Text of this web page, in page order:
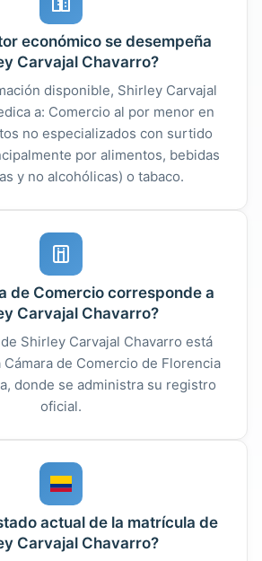
económico se desempeña
Carvajal Chavarro?
disponible, Shirley Carvajal
a: Comercio al por menor en
no especializados con surtido
por alimentos, bebidas
y no alcohólicas) o tabaco.
de Comercio corresponde a
Carvajal Chavarro?
Shirley Carvajal Chavarro está
de Comercio de Florencia
donde se administra su registro
oficial.
actual de la matrícula de
Carvajal Chavarro?